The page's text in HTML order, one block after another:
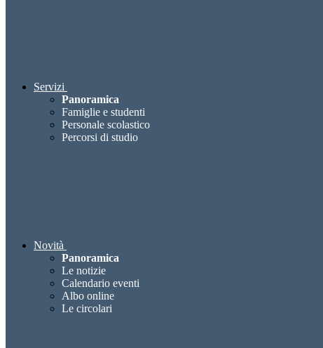
Servizi
Panoramica
Famiglie e studenti
Personale scolastico
Percorsi di studio
Novità
Panoramica
Le notizie
Calendario eventi
Albo online
Le circolari